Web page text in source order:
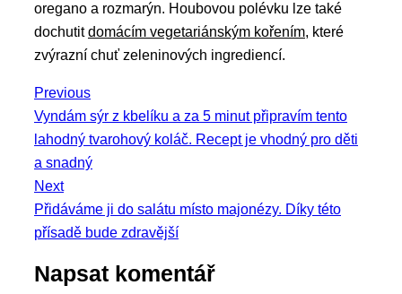
oregano a rozmarýn. Houbovou polévku lze také
dochutitdomácím vegetariánským kořením, které
zvýrazní chuť zeleninových ingrediencí.
Navigace
pro
příspěvek
Previous
Previous
post:
Vyndám sýr z kbelíku a za 5 minut připravím tento
lahodný tvarohový koláč. Recept je vhodný pro děti
a snadný
Next
Next
post:
Přidáváme ji do salátu místo majonézy. Díky této
přísadě bude zdravější
Napsat komentář